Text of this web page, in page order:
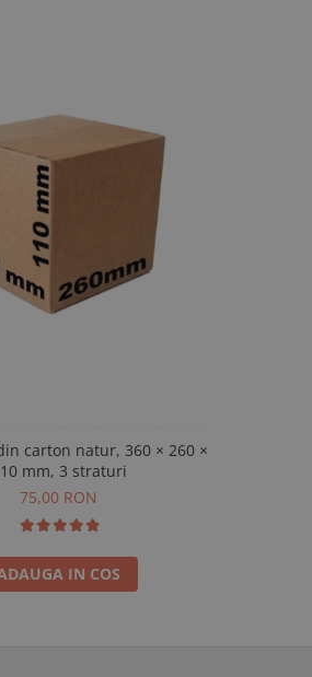
carton natur, 360 × 260 ×
mm, 3 straturi
75,00 RON
IN COS